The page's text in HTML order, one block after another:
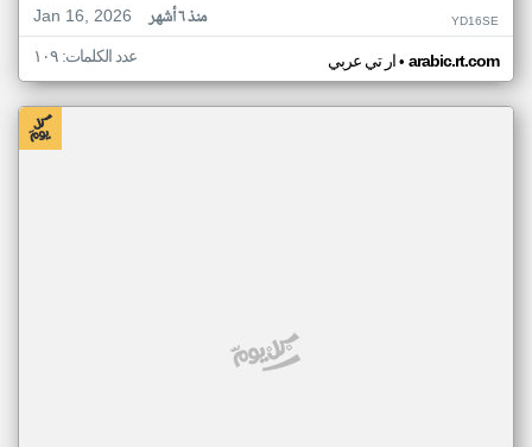
Jan 16, 2026
منذ ٦ أشهر YD16SE
ار تي عربي• arabic.rt.com عدد الكلمات: ١٠٩